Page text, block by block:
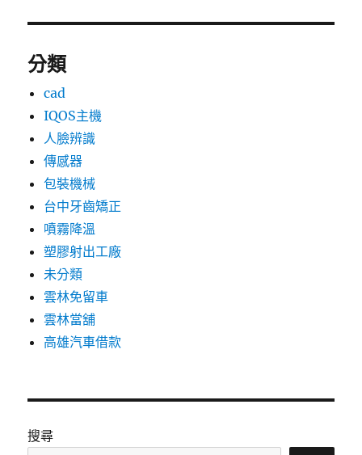
分類
cad
IQOS主機
人臉辨識
傳感器
包裝機械
台中牙齒矯正
噴霧降溫
塑膠射出工廠
未分類
雲林免留車
雲林當舖
高雄汽車借款
搜尋